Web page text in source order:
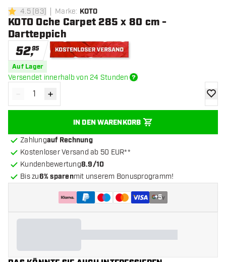
4.5 Bewertungssterne
4.5[83] Marke: KOTO
KOTO Oche Carpet 285 x 80 cm -
Dartteppich
52,95
Auf Lager
Versendet innerhalb von 24 Stunden
Menge verringern
- Menge erhöhen
+
IN DEN WARENKORB
Zur
Zahlungauf Rechnung
Kostenloser Versand ab 50 EUR**
Kundenbewertung8.9/10
Bis zu6% sparenmit unserem Bonusprogramm!
+5